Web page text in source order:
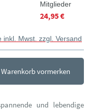
Mitglieder
24,95 €
inkl. Mwst. zzgl. Versand
vormerken
und lebendige